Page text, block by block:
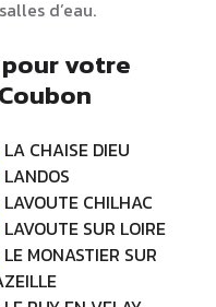
d’eau.
votre
LA CHAISE DIEU
LANDOS
LAVOUTE CHILHAC
LAVOUTE SUR LOIRE
LE MONASTIER SUR